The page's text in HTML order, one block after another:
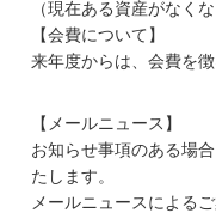
（現在ある資産がなく
【会費について】
来年度からは、会費を徴
【メールニュース】
お知らせ事項のある場合
たします。
メールニュースによる